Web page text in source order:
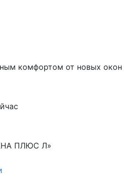
комфортом от новых окон
ПЛЮС Л»